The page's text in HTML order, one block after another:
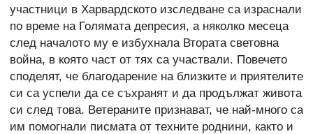
участници в Харвардското изследване са израснали
по време на Голямата депресия, а няколко месеца
след началото му е избухнала Втората световна
война, в която част от тях са участвали. Повечето
споделят, че благодарение на близките и приятелите
си са успели да се съхранят и да продължат живота
си след това. Ветераните признават, че най-много са
им помогнали писмата от техните роднини, както и